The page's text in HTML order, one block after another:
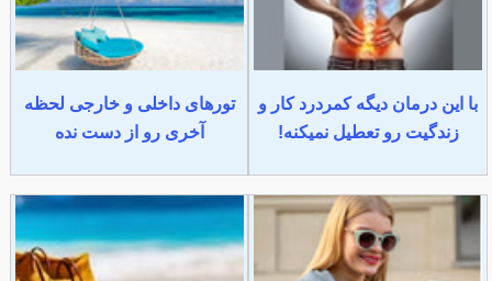
با این درمان دیگه کمردرد کار و
زندگیت رو تعطیل نمیکنه!
تورهای داخلی و خارجی لحظه
آخری رو از دست نده